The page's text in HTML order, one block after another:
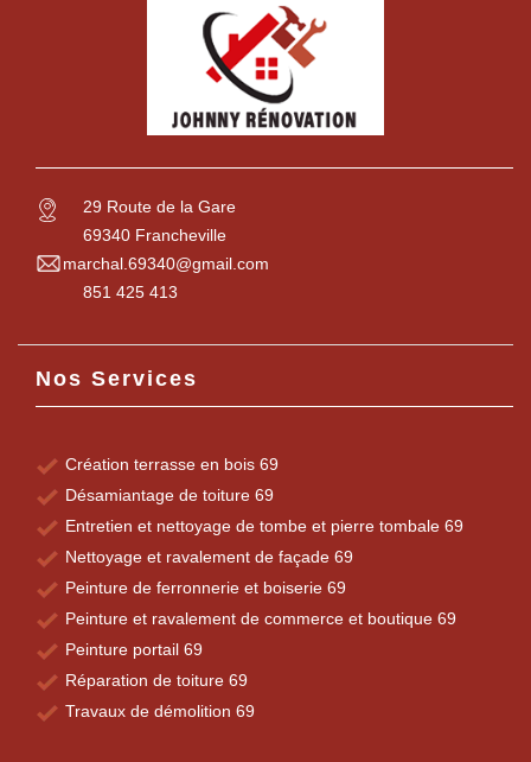
29 Route de la Gare
69340 Francheville
marchal.69340@gmail.com
851 425 413
Nos Services
Création terrasse en bois 69
Désamiantage de toiture 69
Entretien et nettoyage de tombe et pierre tombale 69
Nettoyage et ravalement de façade 69
Peinture de ferronnerie et boiserie 69
Peinture et ravalement de commerce et boutique 69
Peinture portail 69
Réparation de toiture 69
Travaux de démolition 69